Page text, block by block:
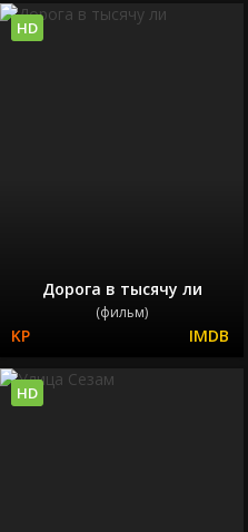
Дорога в тысячу ли
(фильм)
HD
HD